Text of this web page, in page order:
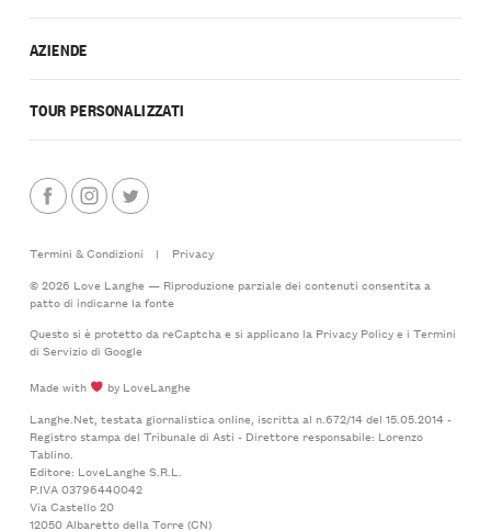
AZIENDE
TOUR PERSONALIZZATI
Termini & Condizioni |
Privacy
© 2026 Love Langhe — Riproduzione parziale dei contenuti consentita a
patto di indicarne la fonte
Questo si è protetto da reCaptcha e si applicano la Privacy Policye i Termini
di Serviziodi Google
Made with
by LoveLanghe
Langhe.Net, testata giornalistica online, iscritta al n.672/14 del 15.05.2014 -
Registro stampa del Tribunale di Asti - Direttore responsabile: Lorenzo
Tablino.
Editore: LoveLanghe S.R.L.
P.IVA 03796440042
Via Castello 20
12050 Albaretto della Torre (CN)